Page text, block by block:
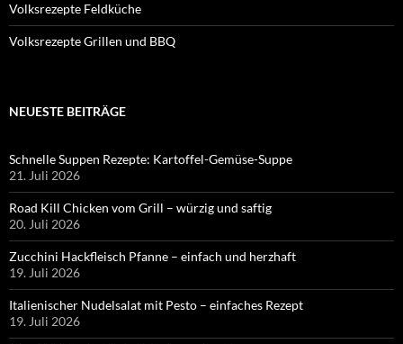
Volksrezepte Feldküche
Volksrezepte Grillen und BBQ
NEUESTE BEITRÄGE
Schnelle Suppen Rezepte: Kartoffel-Gemüse-Suppe
21. Juli 2026
Road Kill Chicken vom Grill – würzig und saftig
20. Juli 2026
Zucchini Hackfleisch Pfanne – einfach und herzhaft
19. Juli 2026
Italienischer Nudelsalat mit Pesto – einfaches Rezept
19. Juli 2026